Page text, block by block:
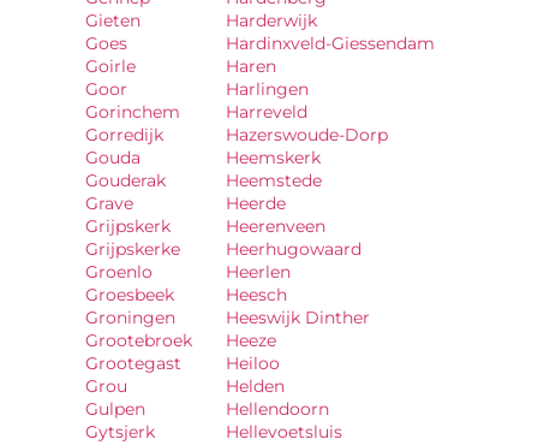
Gieten
Goes
Goirle
Goor
Gorinchem
Gorredijk
Gouda
Gouderak
Grave
Grijpskerk
Grijpskerke
Groenlo
Groesbeek
Groningen
Grootebroek
Grootegast
Grou
Gulpen
Gytsjerk
Harderwijk
Hardinxveld-Giessendam
Haren
Harlingen
Harreveld
Hazerswoude-Dorp
Heemskerk
Heemstede
Heerde
Heerenveen
Heerhugowaard
Heerlen
Heesch
Heeswijk Dinther
Heeze
Heiloo
Helden
Hellendoorn
Hellevoetsluis